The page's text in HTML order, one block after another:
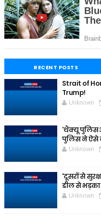
RECENT POSTS
Strait of
Trump!
Unknown
'थैंक्यू पुलिस
पुलिस ने ऐसे
Unknown
'दूसरों से
डील से भड़का
Unknown